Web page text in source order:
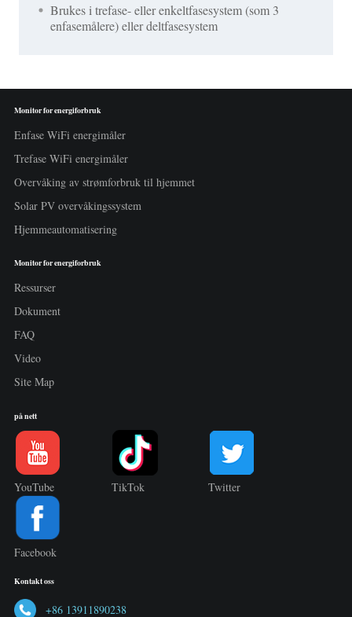
Brukes i trefase- eller enkeltfasesystem (som 3
enfasemålere) eller deltfasesystem
Monitor for energiforbruk
Enfase WiFi energimåler
Trefase WiFi energimåler
Overvåking av strømforbruk til hjemmet
Solar PV overvåkingssystem
Hjemmeautomatisering
Monitor for energiforbruk
Ressurser
Dokument
FAQ
Video
Site Map
på nett
YouTube TikTok Twitter
Facebook
Kontakt oss
+86 13911890238